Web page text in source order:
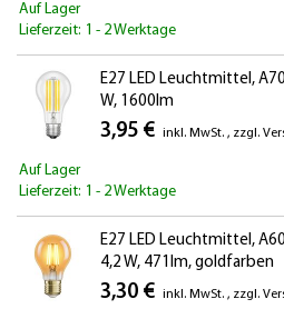
Auf Lager
Lieferzeit: 1 - 2 Werktage
E27 LED Leuchtmittel,
W, 1600lm
3,95 € inkl. MwSt. , zzgl.
Auf Lager
Lieferzeit: 1 - 2 Werktage
E27 LED Leuchtmittel,
4,2 W, 471lm, goldfarben
3,30 € inkl. MwSt. , zzgl.